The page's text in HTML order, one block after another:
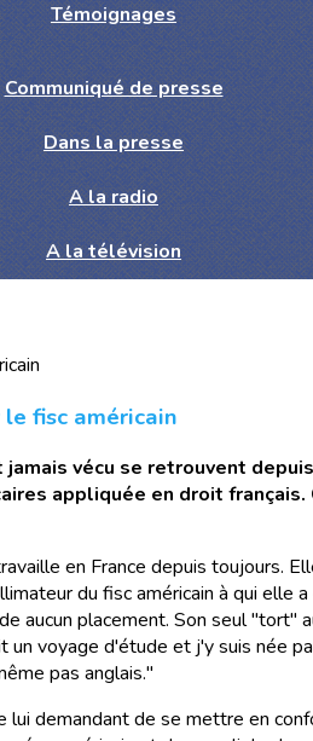
Témoignages
Communiqué de presse
Dans la presse
A la radio
A la télévision
fisc américain
vécu se retrouvent
appliquée en droit
en France depuis toujours.
du fisc américain à qui elle
aucun placement. Son seul "tort"
voyage d'étude et j'y suis née
pas anglais."
lui demandant de se mettre en